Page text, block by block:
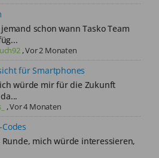
schon wann Tasko Team
,Vor 2 Monaten
für Smartphones
,Vor 4 Monaten
interessieren,